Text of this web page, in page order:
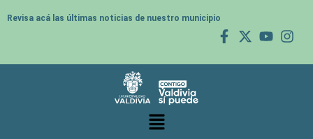
Revisa acá las últimas noticias de nuestro municipio